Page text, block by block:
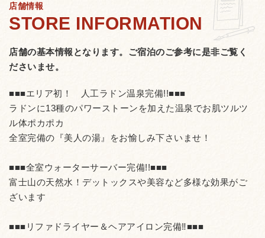
店舗情報
店舗の基本情報となります。 ご宿泊のご参考に是非ご覧く
ださいませ。
■■■エリア初！ 人工ラドン温泉完備!!■■■
ラドンに13種のパワーストーンを加えた温泉でお肌ツルツ
ル体ポカポカ
全室完備の『美人の湯』をお愉しみ下さいませ！
■■■全室ウォーターサーバー完備!!■■■
富士山の天然水！デットックスや美容など多様な効果がご
ざいます
■■■リファドライヤー＆ヘアアイロン完備‼■■■